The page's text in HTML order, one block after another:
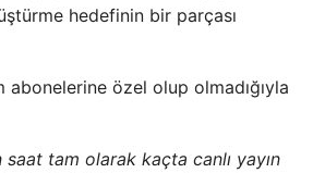
hedefinin bir parçası
abonelerine özel olup olmadığıyla
saat tam olarak kaçta canlı yayın